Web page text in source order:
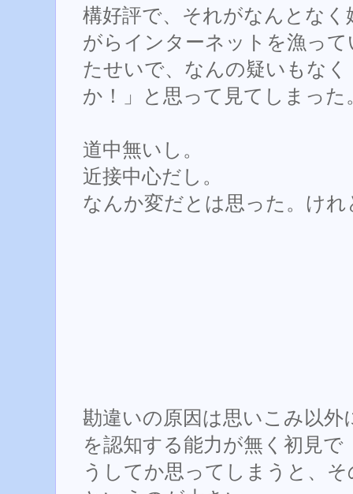
構好評で、それがなんとな
がらインターネットを漁っ
たせいで、なんの疑いもな
か！」と思って見てしまった
道中無いし。
近接中心だし。
なんか変だとは思った。けれ
勘違いの原因は思いこみ以外
を認知する能力が無く初見
うしてか思ってしまうと、